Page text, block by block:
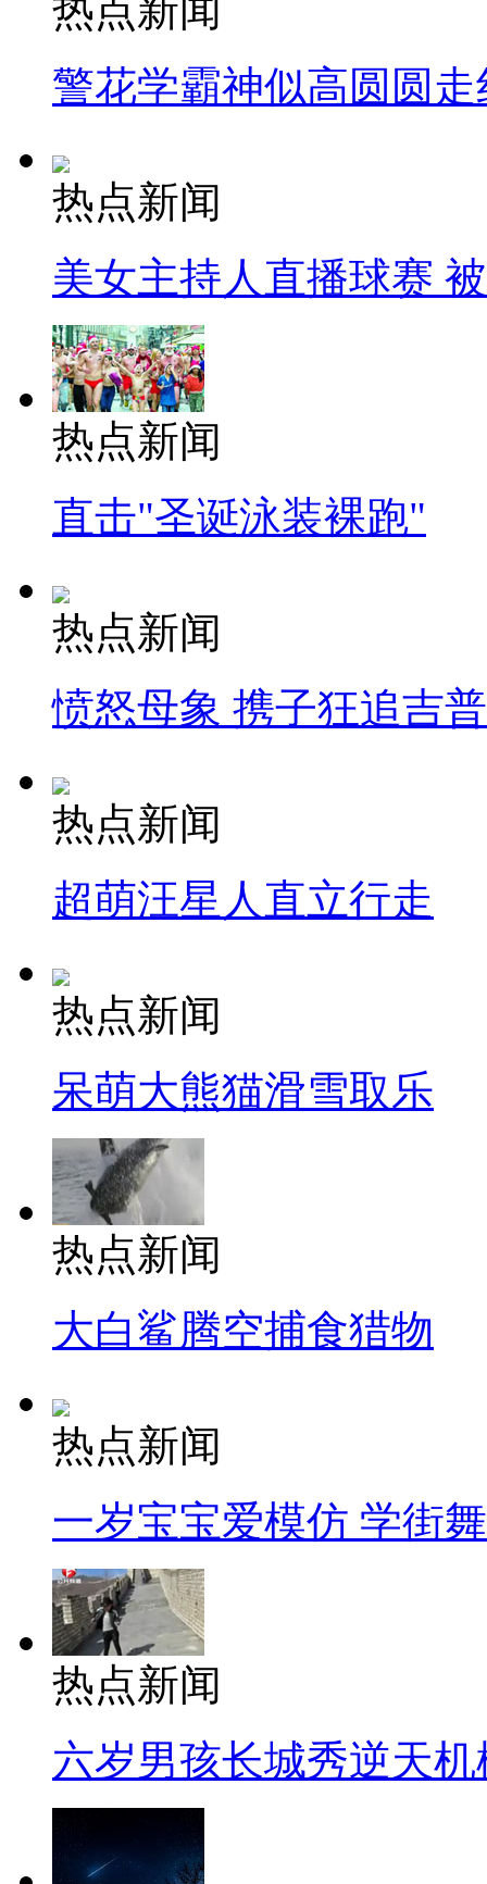
热点新闻
警花学霸神似高圆圆走
热点新闻
美女主持人直播球赛
热点新闻
直击"圣诞泳装裸跑"
热点新闻
愤怒母象 携子狂追吉
热点新闻
超萌汪星人直立行走
热点新闻
呆萌大熊猫滑雪取乐
热点新闻
大白鲨腾空捕食猎物
热点新闻
一岁宝宝爱模仿 学街
热点新闻
六岁男孩长城秀逆天机